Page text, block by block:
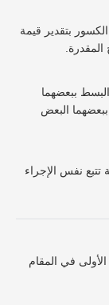
بتقدير قيمة
ببعضهما
البعض
نفس الإجراء
في المقام